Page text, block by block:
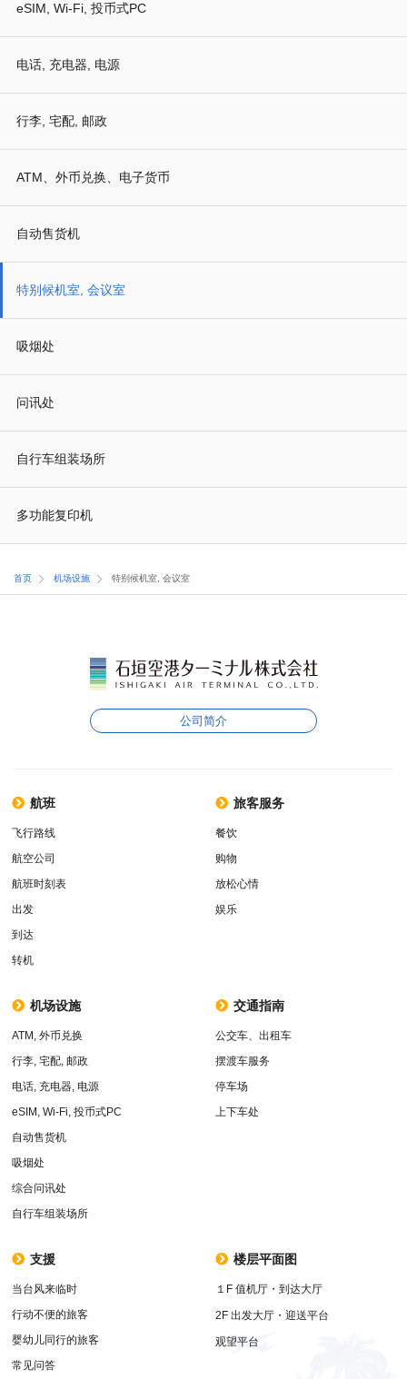
eSIM, Wi-Fi, 投币式PC
电话, 充电器, 电源
行李, 宅配, 邮政
ATM、外币兑换、电子货币
自动售货机
特别候机室, 会议室
吸烟处
问讯处
自行车组装场所
多功能复印机
首页 机场设施 特别候机室, 会议室
公司简介
航班
飞行路线
航空公司
航班时刻表
出发
到达
转机
旅客服务
餐饮
购物
放松心情
娱乐
机场设施
ATM, 外币兑换
行李, 宅配, 邮政
电话, 充电器, 电源
eSIM, Wi-Fi, 投币式PC
自动售货机
吸烟处
综合问讯处
自行车组装场所
交通指南
公交车、出租车
摆渡车服务
停车场
上下车处
支援
当台风来临时
行动不便的旅客
婴幼儿同行的旅客
常见问答
楼层平面图
１F 值机厅・到达大厅
2F 出发大厅・迎送平台
观望平台